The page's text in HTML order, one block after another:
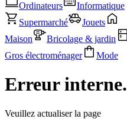
Ordinateurs
Informatique
Supermarché
Jouets
Maison
Bricolage & jardin
Gros électroménager
Mode
Erreur interne.
Veuillez actualiser la page